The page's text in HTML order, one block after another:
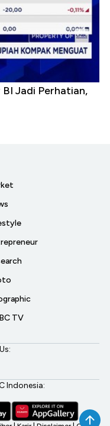
Jadi Perhatian,
TV
Indonesia: